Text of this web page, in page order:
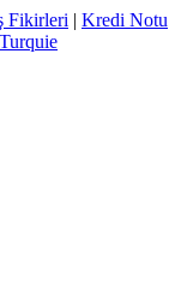
Fikirleri | Kredi Notu